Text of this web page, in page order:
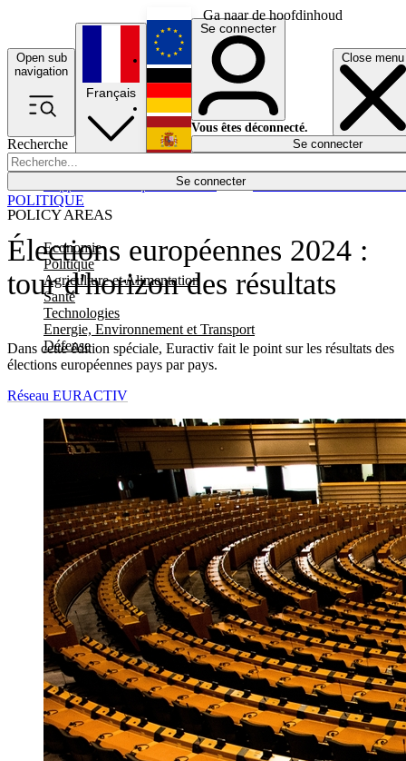
Ga naar de hoofdinhoud
Open sub
navigation
Close menu
Recherche
Se connecter
POLICY AREAS
Economie
Politique
Agriculture et Alimentation
Santé
Technologies
Energie, Environnement et Transport
Défense
Économie
Français
English
Deutsch
Español
Se connecter
Vous êtes déconnecté.
Se connecter
Élections européennes 2024 :
tour d'horizon des résultats
Dans cette édition spéciale, Euractiv fait le point sur les résultats des
élections européennes pays par pays.
POLITIQUE
Réseau EURACTIV